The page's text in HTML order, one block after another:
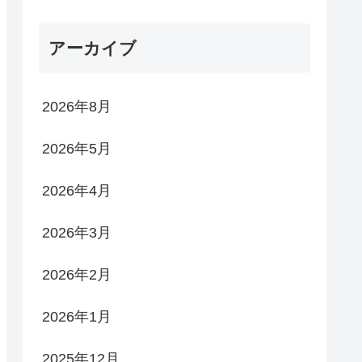
アーカイブ
2026年8月
2026年5月
2026年4月
2026年3月
2026年2月
2026年1月
2025年12月